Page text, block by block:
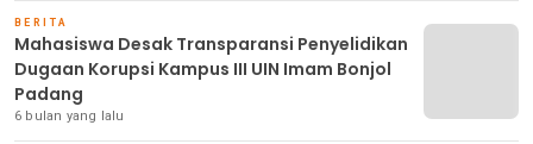
BERITA
Mahasiswa Desak Transparansi Penyelidikan
Dugaan Korupsi Kampus III UIN Imam Bonjol
Padang
6 bulan yang lalu